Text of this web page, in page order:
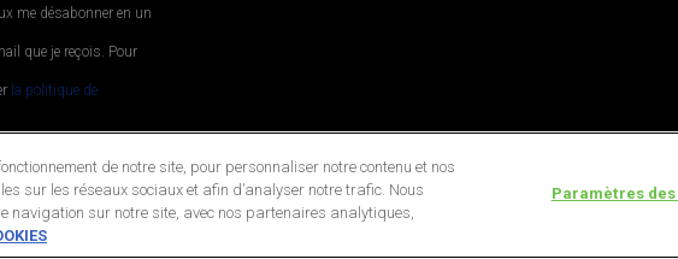
me désabonner en un
que je reçois. Pour
la politique de
de notre site, pour personnaliser notre contenu et nos
sur les réseaux sociaux et afin d’analyser notre trafic. Nous
navigation sur notre site, avec nos partenaires analytiques,
Paramètres